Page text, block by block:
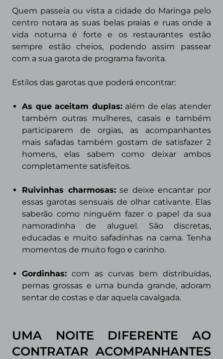
Quem passeia ou vista a cidade do Maringa pelo
centro notara as suas belas praias e ruas onde a
vida noturna é forte e os restaurantes estão
sempre estão cheios, podendo assim passear
com a sua garota de programa favorita.
Estilos das garotas que poderá encontrar:
As que aceitam duplas:além de elas atender
também outras mulheres, casais e também
participarem de orgias, as acompanhantes
mais safadas também gostam de satisfazer 2
homens, elas sabem como deixar ambos
completamente satisfeitos.
Ruivinhas charmosas:se deixe encantar por
essas garotas sensuais de olhar cativante. Elas
saberão como ninguém fazer o papel da sua
namoradinha de aluguel. São discretas,
educadas e muito safadinhas na cama. Tenha
momentos de muito fogo e carinho.
Gordinhas: com as curvas bem distribuídas,
pernas grossas e uma bunda grande, adoram
sentar de costas e dar aquela cavalgada.
UMA NOITE DIFERENTE AO
CONTRATAR ACOMPANHANTES